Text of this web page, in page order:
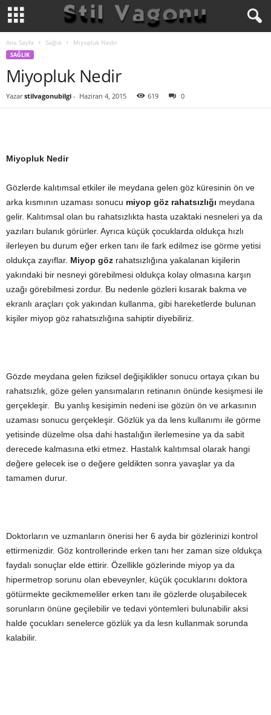
Ana Sayfa Sağlık Miyopluk Nedir
SAĞLIK
Miyopluk Nedir
Yazar stilvagonubilgi - Haziran 4, 2015 619 0
Miyopluk Nedir
Gözlerde kalıtımsal etkiler ile meydana gelen göz küresinin ön ve
arka kısmının uzaması sonucu miyop göz rahatsızlığı meydana
gelir. Kalıtımsal olan bu rahatsızlıkta hasta uzaktaki nesneleri ya da
yazıları bulanık görürler. Ayrıca küçük çocuklarda oldukça hızlı
ilerleyen bu durum eğer erken tanı ile fark edilmez ise görme yetisi
oldukça zayıflar. Miyop göz rahatsızlığına yakalanan kişilerin
yakındaki bir nesneyi görebilmesi oldukça kolay olmasına karşın
uzağı görebilmesi zordur. Bu nedenle gözleri kısarak bakma ve
ekranlı araçları çok yakından kullanma, gibi hareketlerde bulunan
kişiler miyop göz rahatsızlığına sahiptir diyebiliriz.
Gözde meydana gelen fiziksel değişiklikler sonucu ortaya çıkan bu
rahatsızlık, göze gelen yansımaların retinanın önünde kesişmesi ile
gerçekleşir. Bu yanlış kesişimin nedeni ise gözün ön ve arkasının
uzaması sonucu gerçekleşir. Gözlük ya da lens kullanımı ile görme
yetisinde düzelme olsa dahi hastalığın ilerlemesine ya da sabit
derecede kalmasına etki etmez. Hastalık kalıtımsal olarak hangi
değere gelecek ise o değere geldikten sonra yavaşlar ya da
tamamen durur.
Doktorların ve uzmanların önerisi her 6 ayda bir gözlerinizi kontrol
ettirmenizdir. Göz kontrollerinde erken tanı her zaman size oldukça
faydalı sonuçlar elde ettirir. Özellikle gözlerinde miyop ya da
hipermetrop sorunu olan ebeveynler, küçük çocuklarını doktora
götürmekte gecikmemeliler erken tanı ile gözlerde oluşabilecek
sorunların önüne geçilebilir ve tedavi yöntemleri bulunabilir aksi
halde çocukları senelerce gözlük ya da lesn kullanmak sorunda
kalabilir.